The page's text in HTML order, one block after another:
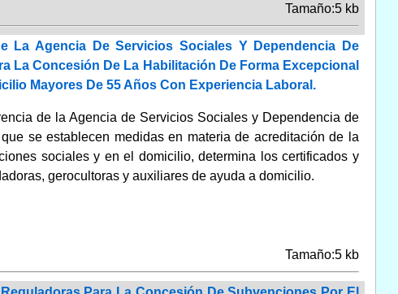
Tamaño:5 kb
La Agencia De Servicios Sociales Y Dependencia De
La Concesión De La Habilitación De Forma Excepcional
Mayores De 55 Años Con Experiencia Laboral.
de la Agencia de Servicios Sociales y Dependencia de
se establecen medidas en materia de acreditación de la
sociales y en el domicilio, determina los certificados y
gerocultoras y auxiliares de ayuda a domicilio.
Tamaño:5 kb